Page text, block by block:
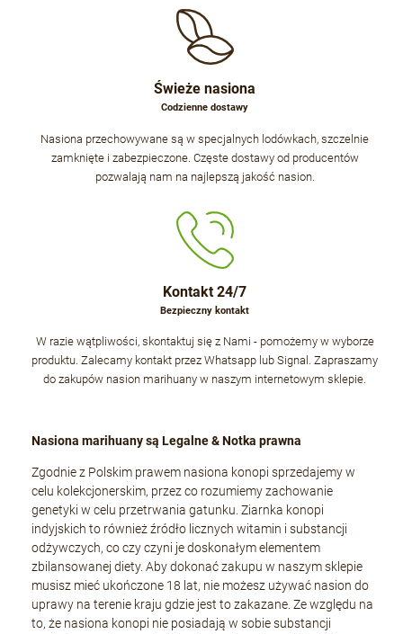
Świeże nasiona
Codzienne dostawy
Nasiona przechowywane są w specjalnych lodówkach, szczelnie
zamknięte i zabezpieczone. Częste dostawy od producentów
pozwalają nam na najlepszą jakość nasion.
Kontakt 24/7
Bezpieczny kontakt
W razie wątpliwości, skontaktuj się z Nami - pomożemy w wyborze
produktu. Zalecamy kontakt przez Whatsapp lub Signal. Zapraszamy
do zakupów nasion marihuany w naszym internetowym sklepie.
Nasiona marihuany są Legalne & Notka prawna
Zgodnie z Polskim prawem nasiona konopi sprzedajemy w
celu kolekcjonerskim, przez co rozumiemy zachowanie
genetyki w celu przetrwania gatunku. Ziarnka konopi
indyjskich to również źródło licznych witamin i substancji
odżywczych, co czy czyni je doskonałym elementem
zbilansowanej diety. Aby dokonać zakupu w naszym sklepie
musisz mieć ukończone 18 lat, nie możesz używać nasion do
uprawy na terenie kraju gdzie jest to zakazane. Ze względu na
to, że nasiona konopi nie posiadają w sobie substancji